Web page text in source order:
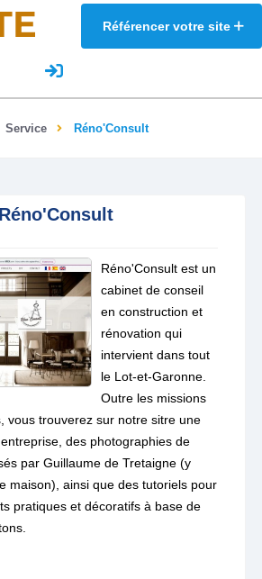
Référencer votre site
Service Réno'Consult
Réno'Consult est un
cabinet de conseil
en construction et
rénovation qui
intervient dans tout
le Lot-et-Garonne.
Outre les missions
vous trouverez sur notre sitre une
des photographies de
par Guillaume de Tretaigne (y
maison), ainsi que des tutoriels pour
pratiques et décoratifs à base de